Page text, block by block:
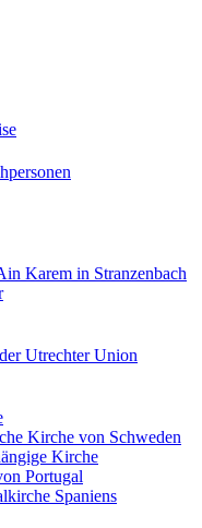
Karem in Stranzenbach
Utrechter Union
Kirche von Schweden
Kirche
Portugal
Spaniens